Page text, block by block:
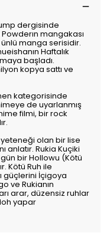
dergisinde
mangakası
ünlü manga serisidir.
Haftalık
başladı.
kopya sattı ve
kategorisinde
de uyarlanmış
filmi, bir rock
olan bir lise
anlatır. Rukia Kuçiki
bir Hollowu (Kötü
Kötü Ruh ile
güçlerini İçigoya
ve Rukianın
arar, düzensiz ruhlar
yapar